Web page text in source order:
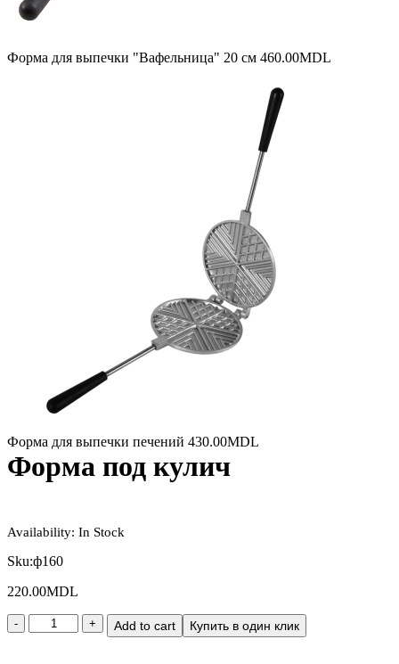
Форма для выпечки "Вафельница" 20 см 460.00MDL
Форма для выпечки печений 430.00MDL
Форма под кулич
Availability: In Stock
Sku:ф160
220.00MDL
Add to cart Купить в один клик